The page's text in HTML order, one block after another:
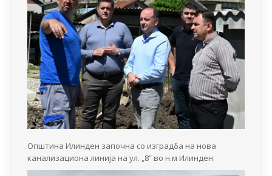
Општина Илинден започна со изградба на нова
канализациона линија на ул. „8“ во н.м Илинден